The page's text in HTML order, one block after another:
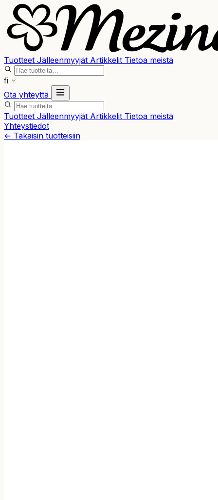
Tuotteet Jälleenmyyjät Artikkelit Tietoa meistä
fi
Ota yhteyttä
Tuotteet Jälleenmyyjät Artikkelit Tietoa meistä
Yhteystiedot
← Takaisin tuotteisiin